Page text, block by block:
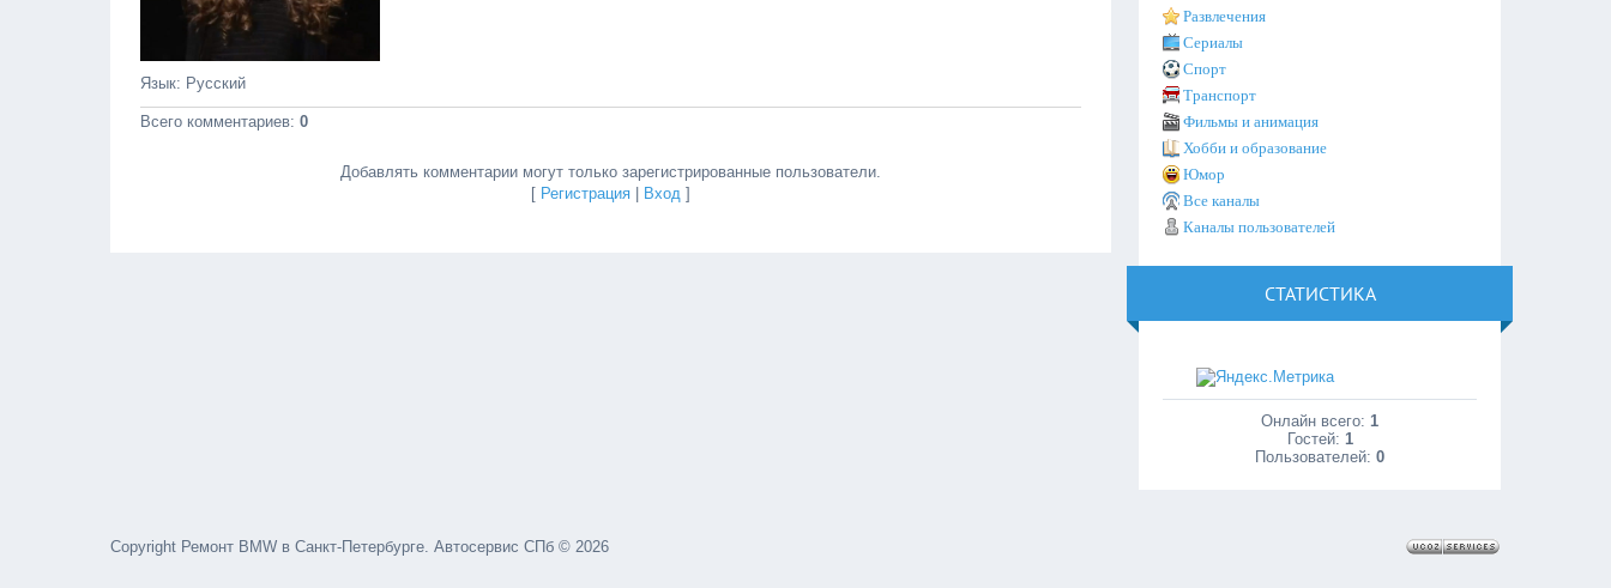
Язык: Русский
Всего комментариев: 0
Добавлять комментарии могут только зарегистрированные пользователи.
[ Регистрация Вход ]
Развлечения
Сериалы
Спорт
Транспорт
Фильмы и анимация
Хобби и образование
Юмор
Все каналы
Каналы пользователей
СТАТИСТИКА
Онлайн всего:1
Гостей: 1
Пользователей:0
Copyright Ремонт BMW в Санкт-Петербурге. Автосервис СПб © 2026